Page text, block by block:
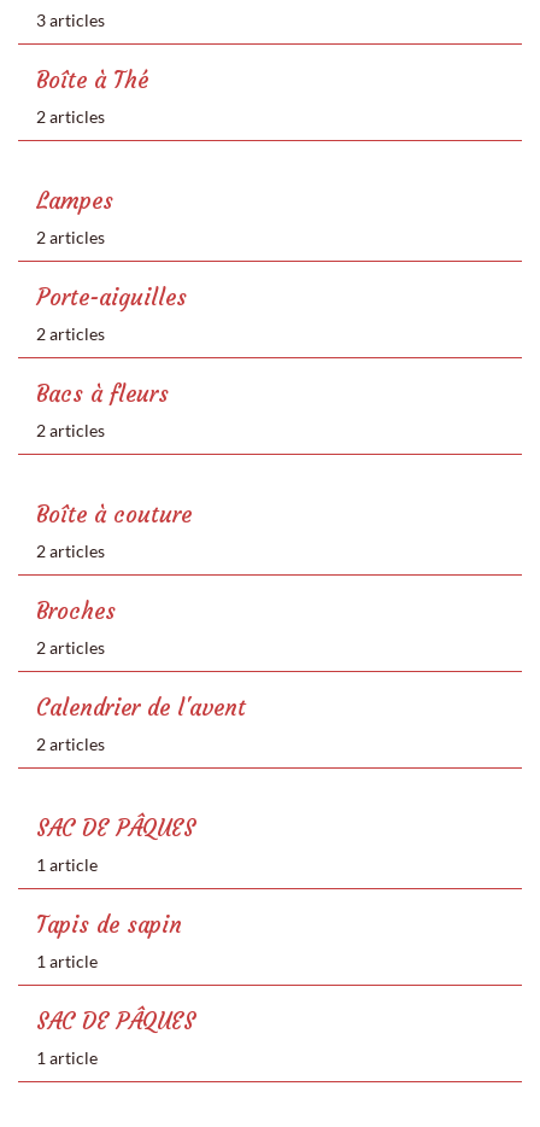
3 articles
Boîte à Thé
2 articles
Lampes
2 articles
Porte-aiguilles
2 articles
Bacs à fleurs
2 articles
Boîte à couture
2 articles
Broches
2 articles
Calendrier de l'avent
2 articles
SAC DE PÂQUES
1 article
Tapis de sapin
1 article
SAC DE PÂQUES
1 article